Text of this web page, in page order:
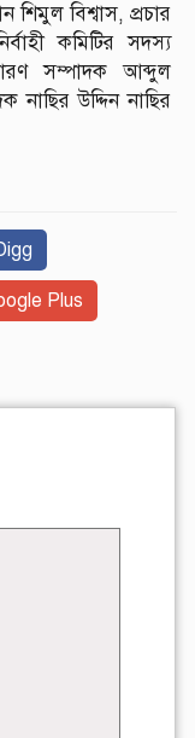
বিশ্বাস, প্রচার
কমিটির সদস্য
সম্পাদক আব্দুল
নাছির উদ্দিন নাছির
Plus